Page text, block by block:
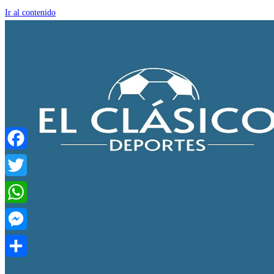
Ir al contenido
Facebook
Twitter
WhatsApp
Messenger